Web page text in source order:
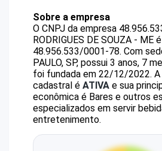
Sobre a empresa
O CNPJ da empresa
RODRIGUES DE SOUZA - ME é
48.956.533/0001-78. Com
PAULO, SP, possui 3 anos, 7
foi fundada em 22/12/2022.
cadastral é ATIVA e sua
econômica é Bares e outros
especializados em servir
entretenimento.